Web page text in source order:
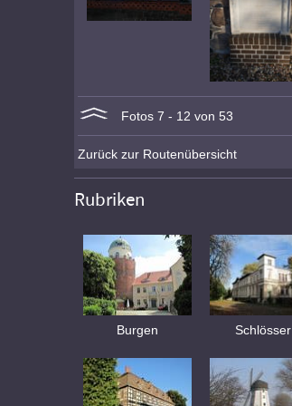
Fotos 7 - 12 von 53
Zurück zur Routenübersicht
Rubriken
Burgen Schlösser